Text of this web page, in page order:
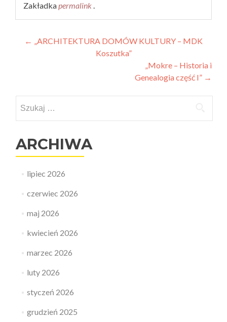
Zakładkapermalink .
Nawigacja
← „ARCHITEKTURA DOMÓW KULTURY – MDK
Koszutka”
„Mokre – Historia i
Genealogia część I” →
ARCHIWA
lipiec 2026
czerwiec 2026
maj 2026
kwiecień 2026
marzec 2026
luty 2026
styczeń 2026
grudzień 2025